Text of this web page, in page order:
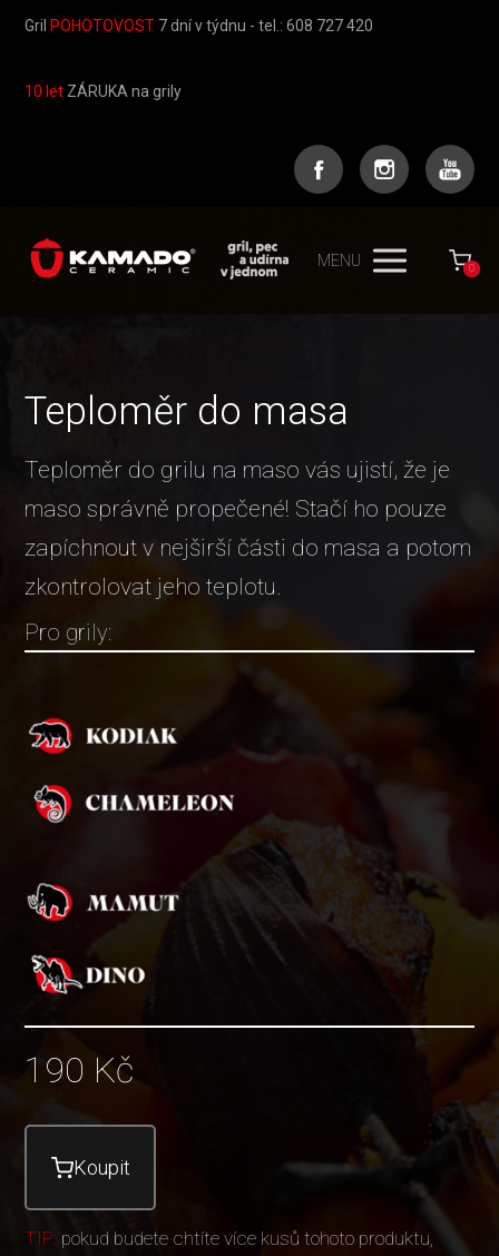
Gril POHOTOVOST 7 dní v týdnu - tel.: 608 727 420
10 let ZÁRUKA na grily
MENU 0
Teploměr do masa
Teploměr do grilu na maso vás ujistí, že je
maso správně propečené! Stačí ho pouze
zapíchnout v nejširší části do masa a potom
zkontrolovat jeho teplotu.
Pro grily:
190 Kč
Koupit
TIP: pokud budete chtíte více kusů tohoto produktu,